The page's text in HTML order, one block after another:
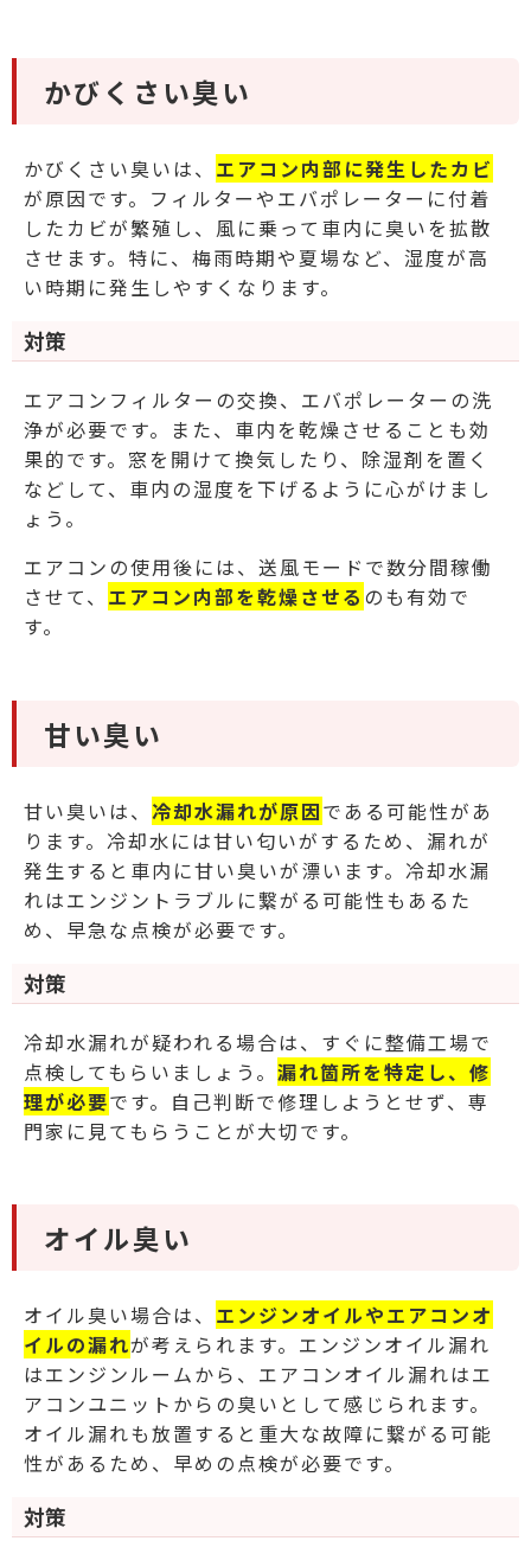
かびくさい臭い
かびくさい臭いは、 エアコン内部に発生したカビ
が原因です。フィルターやエバポレーターに付着
したカビが繁殖し、風に乗って車内に臭いを拡散
させます。特に、梅雨時期や夏場など、湿度が高
い時期に発生しやすくなります。
対策
エアコンフィルターの交換、エバポレーターの洗
浄が必要です。また、車内を乾燥させることも効
果的です。窓を開けて換気したり、除湿剤を置く
などして、車内の湿度を下げるように心がけまし
ょう。
エアコンの使用後には、送風モードで数分間稼働
させて、 エアコン内部を乾燥させる のも有効で
す。
甘い臭い
甘い臭いは、 冷却水漏れが原因である可能性があ
ります。冷却水には甘い匂いがするため、漏れが
発生すると車内に甘い臭いが漂います。冷却水漏
れはエンジントラブルに繋がる可能性もあるた
め、早急な点検が必要です。
対策
冷却水漏れが疑われる場合は、すぐに整備工場で
点検してもらいましょう。 漏れ箇所を特定し、修
理が必要です。自己判断で修理しようとせず、専
門家に見てもらうことが大切です。
オイル臭い
オイル臭い場合は、 エンジンオイルやエアコンオ
イルの漏れが考えられます。エンジンオイル漏れ
はエンジンルームから、エアコンオイル漏れはエ
アコンユニットからの臭いとして感じられます。
オイル漏れも放置すると重大な故障に繋がる可能
性があるため、早めの点検が必要です。
対策